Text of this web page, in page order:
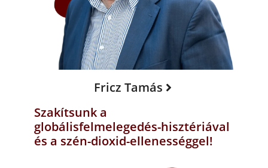
Fricz Tamás
Szakítsunk a
globálisfelmelegedés-hisztériával
és a szén-dioxid-ellenességgel!